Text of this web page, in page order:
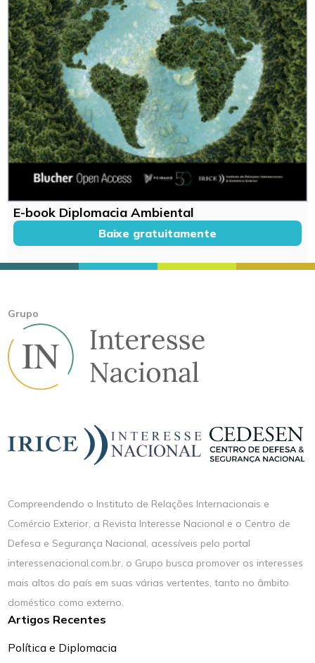
E-book Diplomacia Ambiental
Baixe gratuitamente
Grupo
Compreendendo o Instituto de Relações Internacionais e
Comércio Exterior, a Revista Interesse Nacional e o Centro de
Defesa e Segurança Nacional, acessíveis pelo portal
interessenacional.com.br, o Grupo busca promover os interesses
mais altos do país em suas várias vertentes, tanto no âmbito
doméstico como externo.
Artigos Recentes
Política e Diplomacia